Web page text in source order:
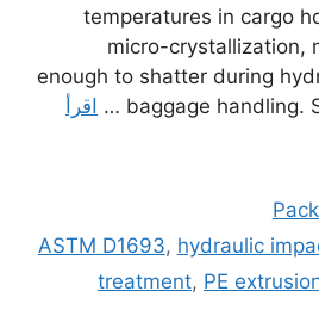
temperatures in cargo
micro-crystallization,
enough to shatter during
baggage handling.
اقرأ
ASTM D1693, hydraulic
treatment, PE